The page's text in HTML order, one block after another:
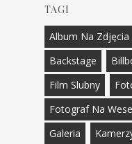
TAGI
Album Na Zdjęcia
Backstage
Film Slubny
Fotograf Na
Galeria